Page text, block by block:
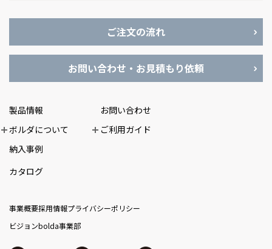
ご注文の流れ
お問い合わせ・お見積もり依頼
製品情報
ボルダについて
納入事例
カタログ
お問い合わせ
ご利用ガイド
事業概要採用情報プライバシーポリシー
ビジョンbolda事業部